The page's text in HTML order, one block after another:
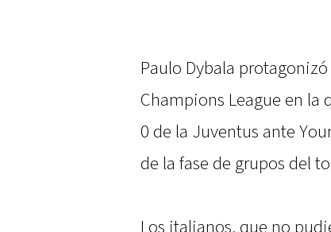
Paulo Dybala
Champions League en la
0 de la Juventus ante
de la fase de grupos del
Los italianos, que no